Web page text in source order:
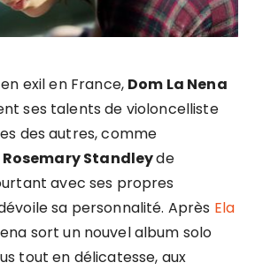
exil en France, Dom La Nena
ses talents de violoncelliste
des autres, comme
Rosemary Standleyde
avec ses propres
sa personnalité. Après Ela
sort un nouvel album solo
tout en délicatesse, aux